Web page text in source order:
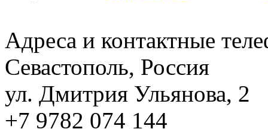
Адреса и контактные
Севастополь, Россия
ул. Дмитрия Ульянова, 2
+7 9782 074 144